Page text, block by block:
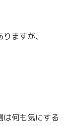
ますが、
は何も気にする